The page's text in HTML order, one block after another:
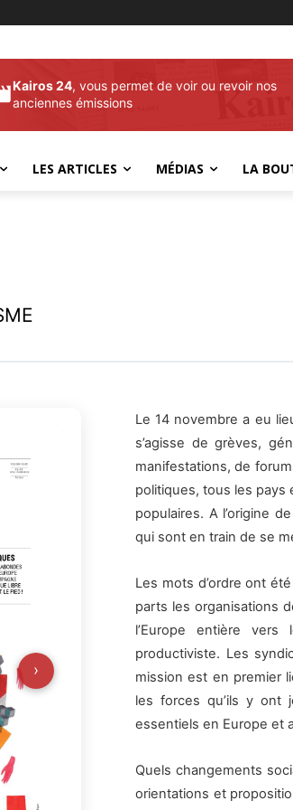
Kairos 24, vous permet de voir ou revoir nos
anciennes émissions
LES ARTICLES MÉDIAS LA
›
Le 14 novembre a eu
s’agisse de grèves,
manifestations, de
politiques, tous les
populaires. A l’origine
qui sont en train de se
Les mots d’ordre ont
parts les organisations
l’Europe entière
productiviste. Les
mission est en premier
les forces qu’ils y ont
essentiels en Europe et
Quels changements
orientations et